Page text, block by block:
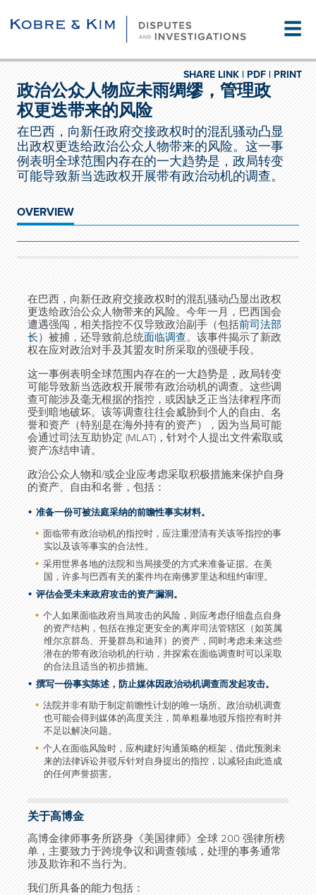
☰
PRINT
PDF |
SHARE LINK |
政治公众人物应未雨绸缪，管理政
权更迭带来的风险
在巴西，向新任政府交接政权时的混乱骚动凸显
出政权更迭给政治公众人物带来的风险。这一事
例表明全球范围内存在的一大趋势是，政局转变
可能导致新当选政权开展带有政治动机的调查。
OVERVIEW
在巴西，向新任政府交接政权时的混乱骚动凸显出政权
更迭给政治公众人物带来的风险。今年一月，巴西国会
遭遇强闯，相关指控不仅导致政治副手（包括前司法部
长）被捕，还导致前总统面临调查。该事件揭示了新政
权在应对政治对手及其盟友时所采取的强硬手段。
这一事例表明全球范围内存在的一大趋势是，政局转变
可能导致新当选政权开展带有政治动机的调查。这些调
查可能涉及毫无根据的指控，或因缺乏正当法律程序而
受到暗地破坏。该等调查往往会威胁到个人的自由、名
誉和资产（特别是在海外持有的资产），因为当局可能
会通过司法互助协定 (MLAT)，针对个人提出文件索取或
资产冻结申请。
政治公众人物和/或企业应考虑采取积极措施来保护自身
的资产、自由和名誉，包括：
准备一份可被法庭采纳的前瞻性事实材料。
面临带有政治动机的指控时，应注重澄清有关该等指控的事
实以及该等事实的合法性。
采用世界各地的法院和当局接受的方式来准备证据。在美
国，许多与巴西有关的案件均在南佛罗里达和纽约审理。
评估会受未来政府攻击的资产漏洞。
个人如果面临政府当局攻击的风险，则应考虑仔细盘点自身
的资产结构，包括在推定更安全的离岸司法管辖区（如英属
维尔京群岛、开曼群岛和迪拜）的资产，同时考虑未来这些
潜在的带有政治动机的行动，并探索在面临调查时可以采取
的合法且适当的初步措施。
撰写一份事实陈述，防止媒体因政治动机调查而发起攻击。
法院并非有助于制定前瞻性计划的唯一场所。政治动机调查
也可能会得到媒体的高度关注，简单粗暴地驳斥指控有时并
不足以解决问题。
个人在面临风险时，应构建好沟通策略的框架，借此预测未
来的法律诉讼并驳斥针对自身提出的指控，以减轻由此造成
的任何声誉损害。
关于高博金
高博金律师事务所跻身《美国律师》全球 200 强律所榜
单，主要致力于跨境争议和调查领域，处理的事务通常
涉及欺诈和不当行为。
我们所具备的能力包括：